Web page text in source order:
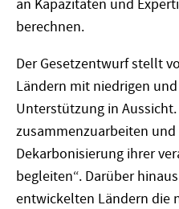
an Kapazitäten und
berechnen.
Der Gesetzentwurf stellt
Ländern mit niedrigen
Unterstützung in
zusammenzuarbeiten und
Dekarbonisierung ihrer
begleiten“. Darüber
entwickelten Ländern die